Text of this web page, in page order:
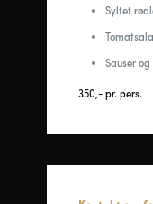
Syltet
Sauser
350,- pr. pers.